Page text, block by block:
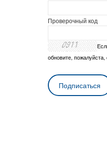
Проверочный код
обновите, пожалуйста,